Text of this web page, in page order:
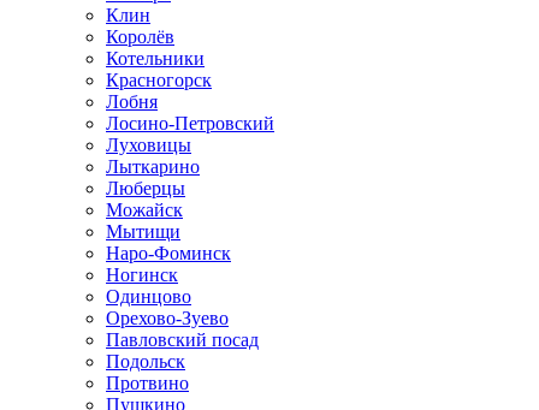
Клин
Королёв
Котельники
Красногорск
Лобня
Лосино-Петровский
Луховицы
Лыткарино
Люберцы
Можайск
Мытищи
Наро-Фоминск
Ногинск
Одинцово
Орехово-Зуево
Павловский посад
Подольск
Протвино
Пушкино